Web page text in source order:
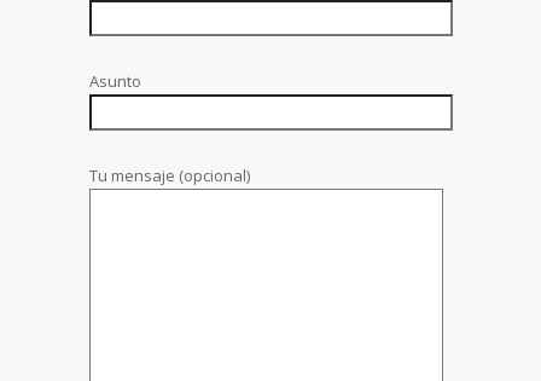
Asunto
Tu mensaje (opcional)